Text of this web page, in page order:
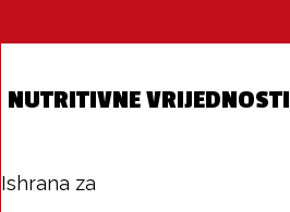
NUTRITIVNE VRIJEDNOSTI
Ishrana za